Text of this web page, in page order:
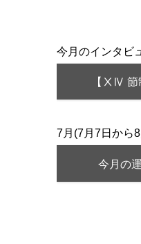
今月のインタビ
【ⅩⅣ 節
7月(7月7日から
今月の